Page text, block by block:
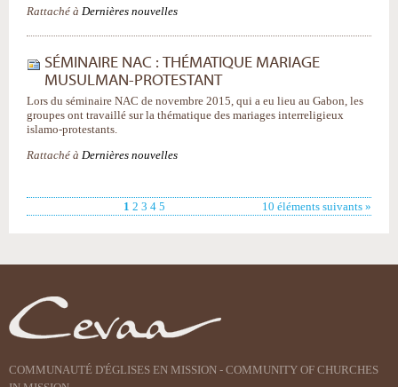
Rattaché à Dernières nouvelles
SÉMINAIRE NAC : THÉMATIQUE MARIAGE
MUSULMAN-PROTESTANT
Lors du séminaire NAC de novembre 2015, qui a eu lieu au Gabon, les
groupes ont travaillé sur la thématique des mariages interreligieux
islamo-protestants.
Rattaché à Dernières nouvelles
10 éléments suivants »
1 2 3 4 5
COMMUNAUTÉ D'ÉGLISES EN MISSION - COMMUNITY OF CHURCHES